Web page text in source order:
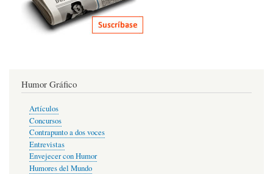
Humor Gráfico
Artículos
Concursos
Contrapunto a dos voces
Entrevistas
Envejecer con Humor
Humores del Mundo